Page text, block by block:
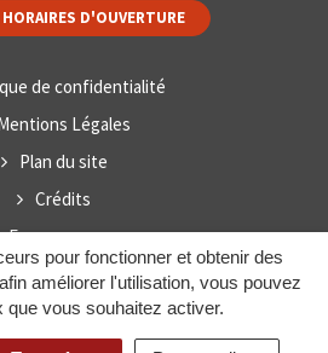
pour fonctionner et obtenir des
améliorer l'utilisation, vous pouvez
que vous souhaitez activer.
D'OUVERTURE
de confidentialité
Légales
Plan du site
Crédits
Espace presse